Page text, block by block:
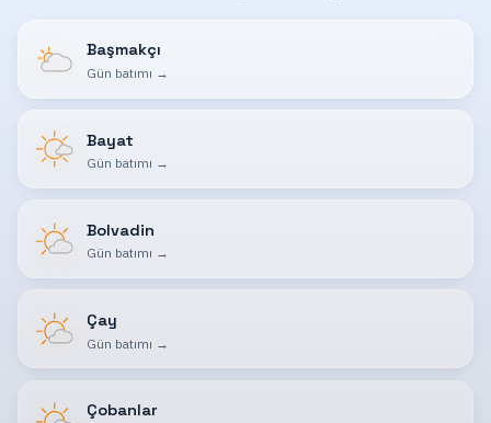
Başmakçı
Gün batımı →
Bayat
Gün batımı →
Bolvadin
Gün batımı →
Çay
Gün batımı →
Çobanlar